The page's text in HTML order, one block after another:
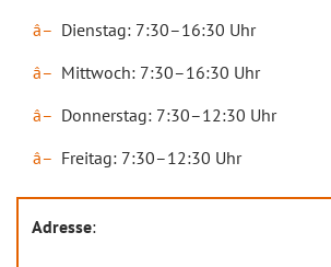
Dienstag: 7:30–16:30 Uhr
Mittwoch: 7:30–16:30 Uhr
Donnerstag: 7:30–12:30 Uhr
Freitag: 7:30–12:30 Uhr
Adresse: